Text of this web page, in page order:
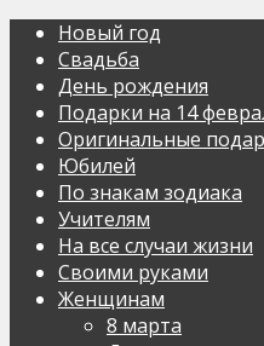
Новый год
Свадьба
День рождения
Подарки на 14
Оригинальные
Юбилей
По знакам зодиака
Учителям
На все случаи жизни
Своими руками
Женщинам
8 марта